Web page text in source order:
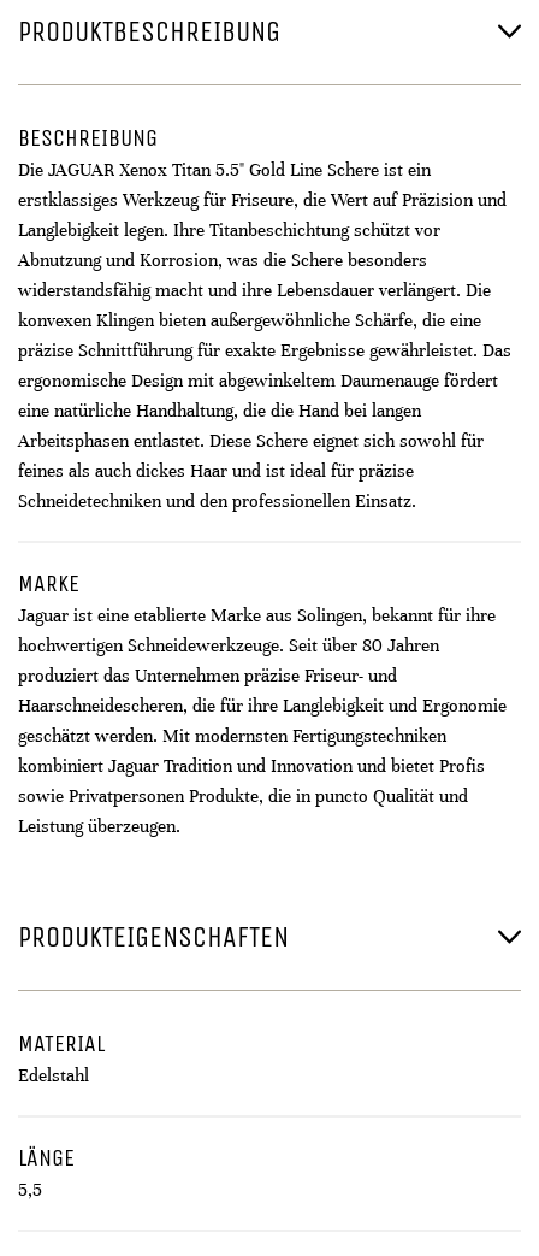
PRODUKTBESCHREIBUNG
BESCHREIBUNG
Die JAGUAR Xenox Titan 5.5" Gold Line Schere ist ein
erstklassiges Werkzeug für Friseure, die Wert auf Präzision und
Langlebigkeit legen. Ihre Titanbeschichtung schützt vor
Abnutzung und Korrosion, was die Schere besonders
widerstandsfähig macht und ihre Lebensdauer verlängert. Die
konvexen Klingen bieten außergewöhnliche Schärfe, die eine
präzise Schnittführung für exakte Ergebnisse gewährleistet. Das
ergonomische Design mit abgewinkeltem Daumenauge fördert
eine natürliche Handhaltung, die die Hand bei langen
Arbeitsphasen entlastet. Diese Schere eignet sich sowohl für
feines als auch dickes Haar und ist ideal für präzise
Schneidetechniken und den professionellen Einsatz.
MARKE
Jaguar ist eine etablierte Marke aus Solingen, bekannt für ihre
hochwertigen Schneidewerkzeuge. Seit über 80 Jahren
produziert das Unternehmen präzise Friseur- und
Haarschneidescheren, die für ihre Langlebigkeit und Ergonomie
geschätzt werden. Mit modernsten Fertigungstechniken
kombiniert Jaguar Tradition und Innovation und bietet Profis
sowie Privatpersonen Produkte, die in puncto Qualität und
Leistung überzeugen.
PRODUKTEIGENSCHAFTEN
MATERIAL
Edelstahl
LÄNGE
5,5